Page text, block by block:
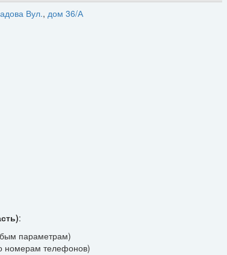
Вул., дом 36/А
:
параметрам)
номерам телефонов)